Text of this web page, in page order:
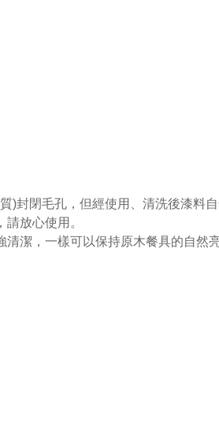
封閉毛孔，但經使用、清洗後漆料自
放心使用。
潔，一樣可以保持原木餐具的自然亮